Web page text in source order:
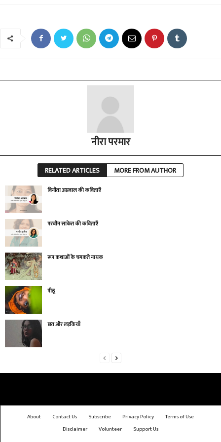
नीरा परमार
RELATED ARTICLES MORE FROM AUTHOR
विनीता अग्रवाल की कविताएँ
परवीन साकेत की कविताएँ
रूप कथाओं के चमकते नायक
पीहू
छत और लड़कियाँ
About Contact Us Subscribe Privacy Policy
Terms of Use
Disclaimer
Volunteer
Support Us